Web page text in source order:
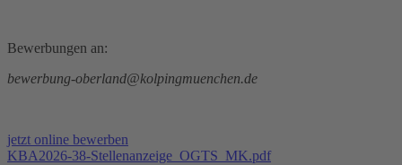
Bewerbungen an:
bewerbung-oberland@kolpingmuenchen.de
jetzt online bewerben
KBA2026-38-Stellenanzeige_OGTS_MK.pdf